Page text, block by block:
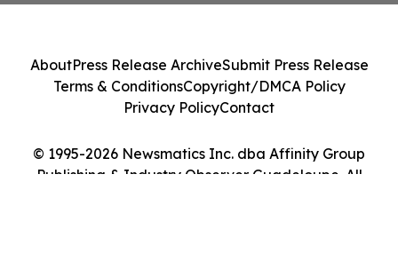
© 1995-2026 Newsmatics Inc. dba Affinity Group
Publishing & Industry Observer Guadeloupe. All
AboutPress Release ArchiveSubmit Press Release
Terms & ConditionsCopyright/DMCA Policy
Privacy PolicyContact